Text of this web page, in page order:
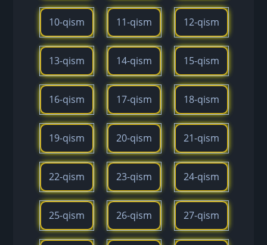
10-qism 11-qism 12-qism
13-qism 14-qism 15-qism
16-qism 17-qism 18-qism
19-qism 20-qism 21-qism
22-qism 23-qism 24-qism
25-qism 26-qism 27-qism